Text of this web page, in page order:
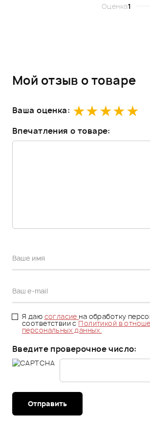
Оценка1
Мой отзыв о товаре
Ваша оценка:
Впечатления о товаре:
Я даю согласие на обработку
соответствии сПолитикой в
персональных данных.
Введите проверочное число:
Отправить